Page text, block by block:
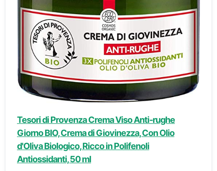
Tesori di Provenza Crema Viso Anti-rughe
Giorno BIO, Crema di Giovinezza, Con Olio
d'Oliva Biologico, Ricco in Polifenoli
Antiossidanti, 50 ml